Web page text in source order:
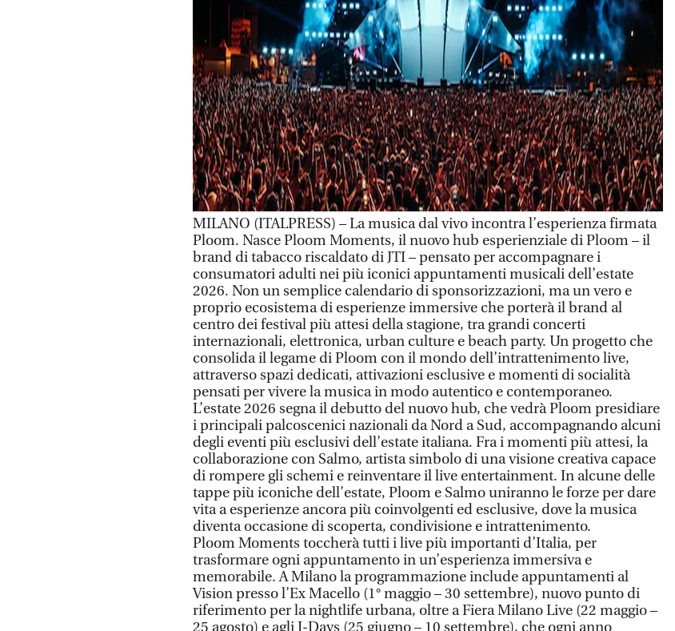
MILANO (ITALPRESS) – La musica dal vivo incontra l’esperienza firmata
Ploom. Nasce Ploom Moments, il nuovo hub esperienziale di Ploom – il
brand di tabacco riscaldato di JTI – pensato per accompagnare i
consumatori adulti nei più iconici appuntamenti musicali dell’estate
2026. Non un semplice calendario di sponsorizzazioni, ma un vero e
proprio ecosistema di esperienze immersive che porterà il brand al
centro dei festival più attesi della stagione, tra grandi concerti
internazionali, elettronica, urban culture e beach party. Un progetto che
consolida il legame di Ploom con il mondo dell’intrattenimento live,
attraverso spazi dedicati, attivazioni esclusive e momenti di socialità
pensati per vivere la musica in modo autentico e contemporaneo.
L’estate 2026 segna il debutto del nuovo hub, che vedrà Ploom presidiare
i principali palcoscenici nazionali da Nord a Sud, accompagnando alcuni
degli eventi più esclusivi dell’estate italiana. Fra i momenti più attesi, la
collaborazione con Salmo, artista simbolo di una visione creativa capace
di rompere gli schemi e reinventare il live entertainment. In alcune delle
tappe più iconiche dell’estate, Ploom e Salmo uniranno le forze per dare
vita a esperienze ancora più coinvolgenti ed esclusive, dove la musica
diventa occasione di scoperta, condivisione e intrattenimento.
Ploom Moments toccherà tutti i live più importanti d’Italia, per
trasformare ogni appuntamento in un’esperienza immersiva e
memorabile. A Milano la programmazione include appuntamenti al
Vision presso l’Ex Macello (1° maggio – 30 settembre), nuovo punto di
riferimento per la nightlife urbana, oltre a Fiera Milano Live (22 maggio –
25 agosto) e agli I-Days (25 giugno – 10 settembre), che ogni anno